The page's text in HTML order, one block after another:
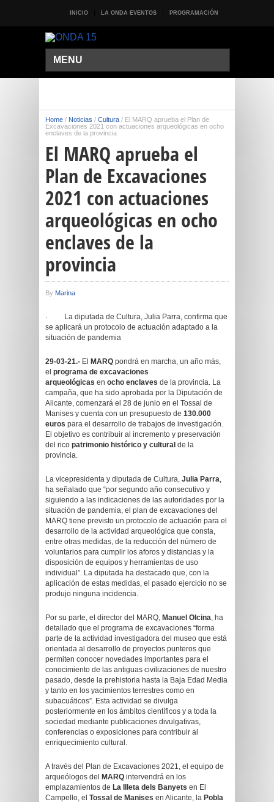
INICIO LA ONDA EVENTOS PROGRAMACIÓN
MENU
Home / Noticias / Cultura / El MARQ aprueba el Plan de
Excavaciones 2021 con actuaciones arqueológicas en ocho
enclaves de la provincia
El MARQ aprueba el
Plan de Excavaciones
2021 con actuaciones
arqueológicas en ocho
enclaves de la
provincia
By Marina
· La diputada de Cultura, Julia Parra, confirma que
se aplicará un protocolo de actuación adaptado a la
situación de pandemia
29-03-21.- El MARQ pondrá en marcha, un año más,
el programa de excavaciones
arqueológicas en ocho enclaves de la provincia. La
campaña, que ha sido aprobada por la Diputación de
Alicante, comenzará el 28 de junio en el Tossal de
Manises y cuenta con un presupuesto de 130.000
euros para el desarrollo de trabajos de investigación.
El objetivo es contribuir al incremento y preservación
del rico patrimonio histórico y cultural de la
provincia.
La vicepresidenta y diputada de Cultura, Julia Parra,
ha señalado que “por segundo año consecutivo y
siguiendo a las indicaciones de las autoridades por la
situación de pandemia, el plan de excavaciones del
MARQ tiene previsto un protocolo de actuación para el
desarrollo de la actividad arqueológica que consta,
entre otras medidas, de la reducción del número de
voluntarios para cumplir los aforos y distancias y la
disposición de equipos y herramientas de uso
individual”. La diputada ha destacado que, con la
aplicación de estas medidas, el pasado ejercicio no se
produjo ninguna incidencia.
Por su parte, el director del MARQ, Manuel Olcina, ha
detallado que el programa de excavaciones “forma
parte de la actividad investigadora del museo que está
orientada al desarrollo de proyectos punteros que
permiten conocer novedades importantes para el
conocimiento de las antiguas civilizaciones de nuestro
pasado, desde la prehistoria hasta la Baja Edad Media
y tanto en los yacimientos terrestres como en
subacuáticos”. Esta actividad se divulga
posteriormente en los ámbitos científicos y a toda la
sociedad mediante publicaciones divulgativas,
conferencias o exposiciones para contribuir al
enriquecimiento cultural.
A través del Plan de Excavaciones 2021, el equipo de
arqueólogos del
MARQ intervendrá en los
emplazamientos de La Illeta dels Banyets en El
Campello, el Tossal de Manises en Alicante, la Pobla